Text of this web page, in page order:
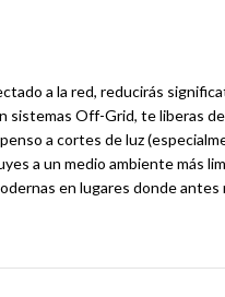
a la red, reducirás
sistemas Off-Grid, te liberas
a cortes de luz
a un medio ambiente más
en lugares donde antes